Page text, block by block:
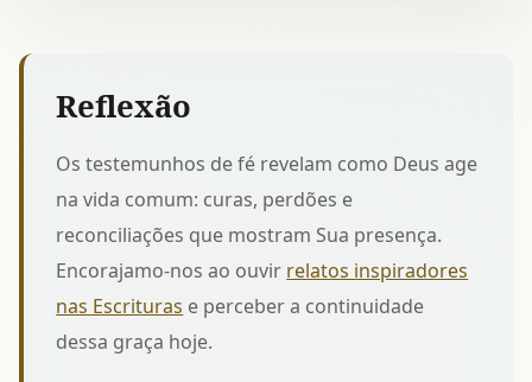
Reflexão
Os testemunhos de fé revelam como Deus age
na vida comum: curas, perdões e
reconciliações que mostram Sua presença.
Encorajamo-nos ao ouvir relatos inspiradores
nas Escrituras e perceber a continuidade
dessa graça hoje.